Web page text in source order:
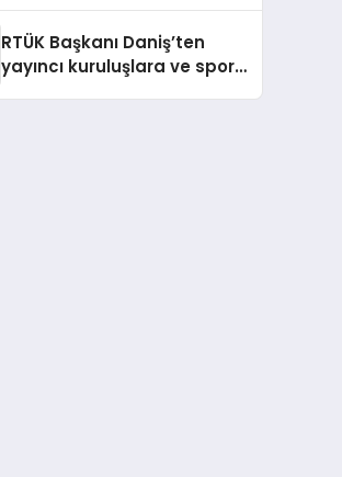
RTÜK Başkanı Daniş’ten
yayıncı kuruluşlara ve spor